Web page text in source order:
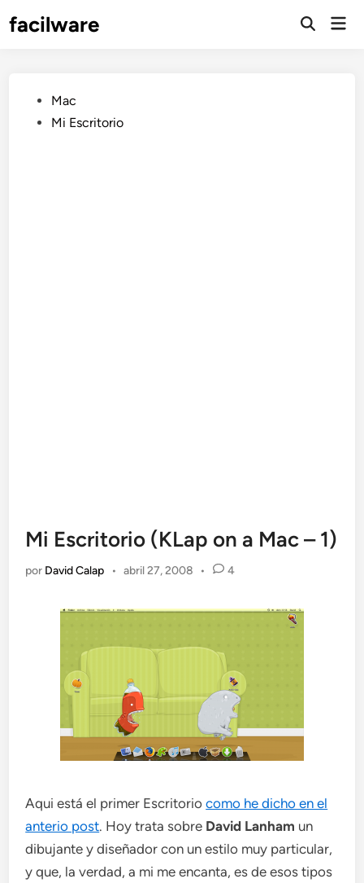
facilware
Publicado
en
Mac
Mi Escritorio
Mi Escritorio (KLap on a Mac – 1)
por David Calap • abril 27, 2008 • 4
Aqui está el primer Escritoriocomo he dicho en el
anterio post. Hoy trata sobre David Lanham un
dibujante y diseñador con un estilo muy particular,
y que, la verdad, a mi me encanta, es de esos tipos